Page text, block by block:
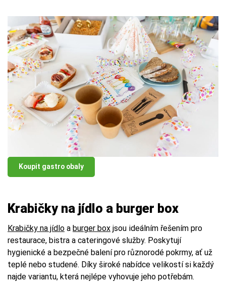
Koupit gastro obaly
Krabičky na jídlo a burger box
Krabičky na jídlo a burger box jsou ideálním řešením pro
restaurace, bistra a cateringové služby. Poskytují
hygienické a bezpečné balení pro různorodé pokrmy, ať už
teplé nebo studené. Díky široké nabídce velikostí si každý
najde variantu, která nejlépe vyhovuje jeho potřebám.